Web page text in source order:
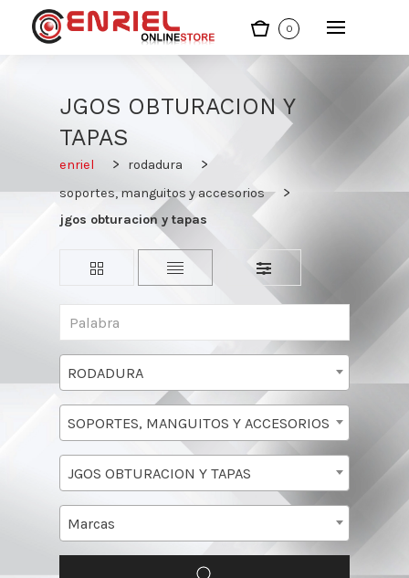
0
JGOS OBTURACION Y
TAPAS
enriel
rodadura
soportes, manguitos y accesorios
jgos obturacion y tapas
RODADURA
SOPORTES, MANGUITOS Y ACCESORIOS
JGOS OBTURACION Y TAPAS
Marcas